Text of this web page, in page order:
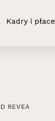
Kadry i płace
REVEA